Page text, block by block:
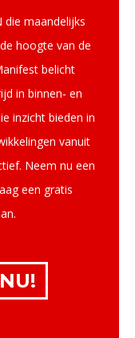
die maandelijks
hoogte van de
belicht
in binnen- en
inzicht bieden in
vanuit
Neem nu een
een gratis